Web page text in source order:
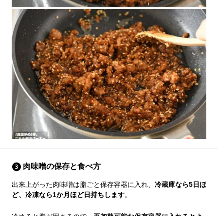
肉味噌の保存と食べ方
出来上がった肉味噌は脂ごと保存容器に入れ、 冷蔵庫なら5日ほ
ど、冷凍なら1か月ほど日持ちします。